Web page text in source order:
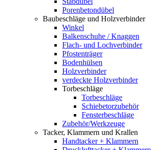
Porenbetondübel
Baubeschläge und Holzverbinder
Winkel
Balkenschuhe / Knaggen
Flach- und Lochverbinder
Pfostenträger
Bodenhülsen
Holzverbinder
verdeckte Holzverbinder
Torbeschläge
Torbeschläge
Schiebetorzubehör
Fensterbeschläge
Zubehör/Werkzeuge
Tacker, Klammern und Krallen
Handtacker + Klammern